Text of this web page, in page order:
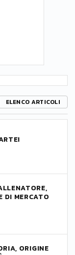
ELENCO ARTICOLI
DI MERCATO
ORIGINE